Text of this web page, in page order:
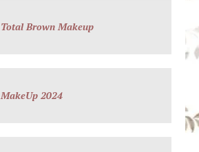
Total Brown Makeup
MakeUp 2024